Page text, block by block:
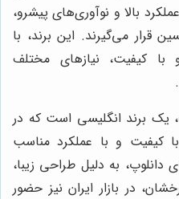
بالا و نوآوری‌های پیشرو،
قرار می‌گیرند. این برند، با
با کیفیت، نیازهای مختلف
یک برند انگلیسی است که در
کیفیت و با عملکرد مناسب
به دلیل طراحی زیبا،
در بازار ایران نیز حضور